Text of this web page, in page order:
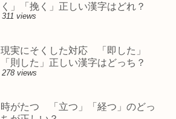
く」「挽く」正しい漢字はどれ？
311 views
現実にそくした対応 「即した」
「則した」正しい漢字はどっち？
278 views
時がたつ 「立つ」「経つ」のどっ